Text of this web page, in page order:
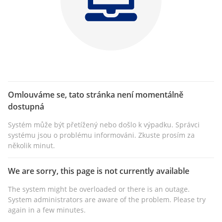
Omlouváme se, tato stránka není momentálně
dostupná
Systém může být přetížený nebo došlo k výpadku. Správci
systému jsou o problému informováni. Zkuste prosím za
několik minut.
We are sorry, this page is not currently available
The system might be overloaded or there is an outage.
System administrators are aware of the problem. Please try
again in a few minutes.